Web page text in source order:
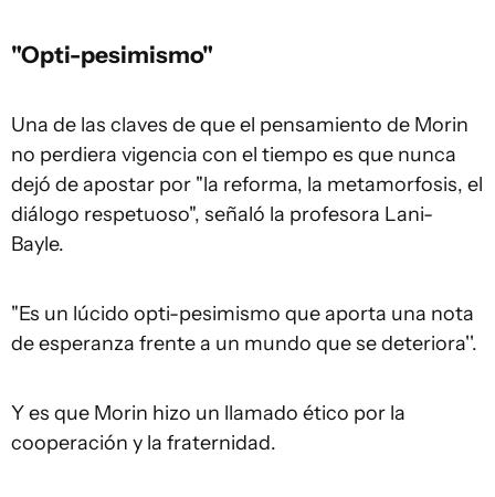
"Opti-pesimismo"
Una de las claves de que el pensamiento de Morin
no perdiera vigencia con el tiempo es que nunca
dejó de apostar por "la reforma, la metamorfosis, el
diálogo respetuoso", señaló la profesora Lani-
Bayle.
"Es un lúcido opti-pesimismo que aporta una nota
de esperanza frente a un mundo que se deteriora''.
Y es que Morin hizo un llamado ético por la
cooperación y la fraternidad.